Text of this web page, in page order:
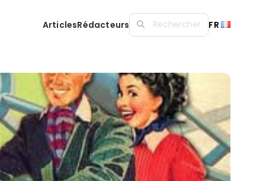
ArticlesRédacteurs FR